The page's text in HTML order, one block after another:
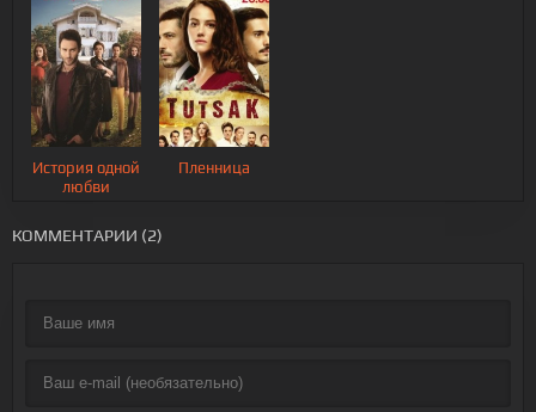
История одной
любви
Пленница
КОММЕНТАРИИ (2)